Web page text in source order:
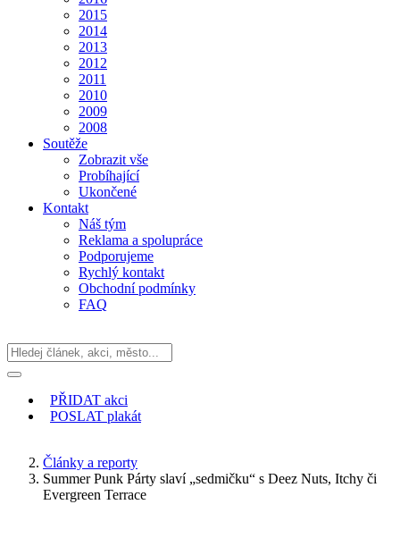
2015
2014
2013
2012
2011
2010
2009
2008
Soutěže
Zobrazit vše
Probíhající
Ukončené
Kontakt
Náš tým
Reklama a spolupráce
Podporujeme
Rychlý kontakt
Obchodní podmínky
FAQ
PŘIDAT akci
POSLAT plakát
Články a reporty
Summer Punk Párty slaví „sedmičku“ s Deez Nuts, Itchy či
Evergreen Terrace